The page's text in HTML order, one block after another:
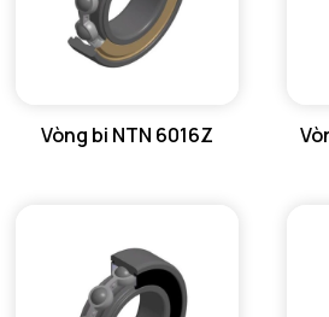
ra max - Bán kính góc lượn tối đa
Vòng bi NTN 6016Z